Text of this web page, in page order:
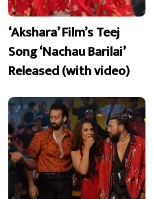
‘Akshara’ Film’s Teej
Song ‘Nachau Barilai’
Released (with video)